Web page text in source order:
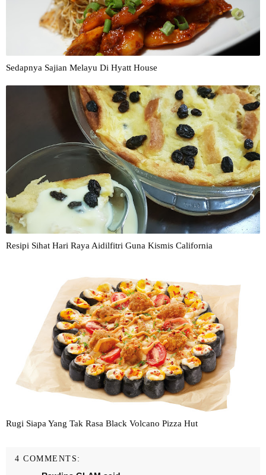
Sedapnya Sajian Melayu Di Hyatt House
Resipi Sihat Hari Raya Aidilfitri Guna Kismis California
Rugi Siapa Yang Tak Rasa Black Volcano Pizza Hut
4 COMMENTS: